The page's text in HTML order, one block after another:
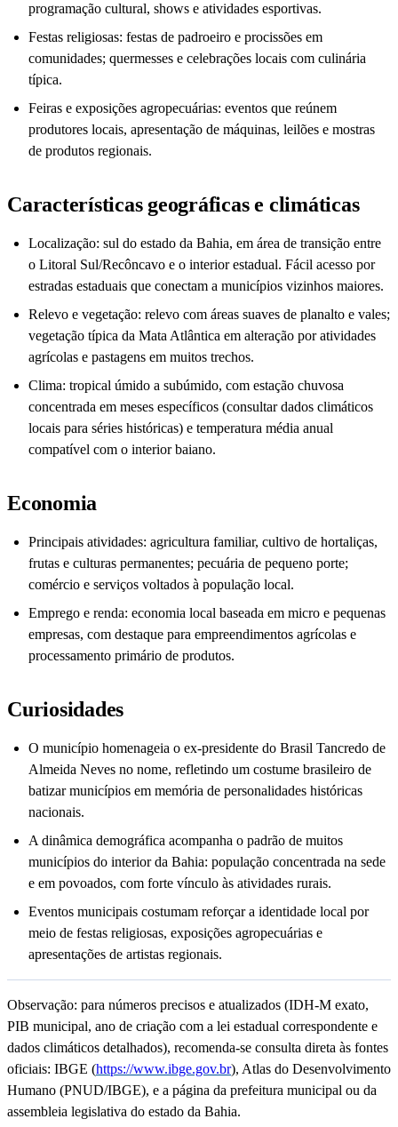
programação cultural, shows e atividades esportivas.
Festas religiosas: festas de padroeiro e procissões em
comunidades; quermesses e celebrações locais com culinária
típica.
Feiras e exposições agropecuárias: eventos que reúnem
produtores locais, apresentação de máquinas, leilões e mostras
de produtos regionais.
Características geográficas e climáticas
Localização: sul do estado da Bahia, em área de transição entre
o Litoral Sul/Recôncavo e o interior estadual. Fácil acesso por
estradas estaduais que conectam a municípios vizinhos maiores.
Relevo e vegetação: relevo com áreas suaves de planalto e vales;
vegetação típica da Mata Atlântica em alteração por atividades
agrícolas e pastagens em muitos trechos.
Clima: tropical úmido a subúmido, com estação chuvosa
concentrada em meses específicos (consultar dados climáticos
locais para séries históricas) e temperatura média anual
compatível com o interior baiano.
Economia
Principais atividades: agricultura familiar, cultivo de hortaliças,
frutas e culturas permanentes; pecuária de pequeno porte;
comércio e serviços voltados à população local.
Emprego e renda: economia local baseada em micro e pequenas
empresas, com destaque para empreendimentos agrícolas e
processamento primário de produtos.
Curiosidades
O município homenageia o ex-presidente do Brasil Tancredo de
Almeida Neves no nome, refletindo um costume brasileiro de
batizar municípios em memória de personalidades históricas
nacionais.
A dinâmica demográfica acompanha o padrão de muitos
municípios do interior da Bahia: população concentrada na sede
e em povoados, com forte vínculo às atividades rurais.
Eventos municipais costumam reforçar a identidade local por
meio de festas religiosas, exposições agropecuárias e
apresentações de artistas regionais.
Observação: para números precisos e atualizados (IDH-M exato,
PIB municipal, ano de criação com a lei estadual correspondente e
dados climáticos detalhados), recomenda-se consulta direta às fontes
oficiais: IBGE (https://www.ibge.gov.br), Atlas do Desenvolvimento
Humano (PNUD/IBGE), e a página da prefeitura municipal ou da
assembleia legislativa do estado da Bahia.